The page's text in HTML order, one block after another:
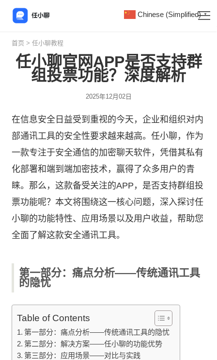
首页 > 任小聊教程
任小聊官网APP是否支持群
组投票功能？深度解析
2025年12月02日
在信息安全日益受到重视的今天，企业和组织对内
部通讯工具的安全性要求越来越高。 任小聊 ，作为
一款专注于安全通信的加密聊天软件，凭借其私有
化部署和端到端加密技术，赢得了众多用户的青
睐。那么，这款备受关注的APP，是否支持群组投
票功能呢？本文将围绕这一核心问题，深入探讨任
小聊的功能特性、应用场景以及用户收益，帮助您
全面了解这款安全通讯工具。
第一部分：痛点分析——传统通讯工具
的隐忧
Table of Contents
第一部分：痛点分析——传统通讯工具的隐忧
第二部分：解决方案——任小聊的功能优势
第三部分：应用场景——对比与实践
Chinese (Simplified) ▼